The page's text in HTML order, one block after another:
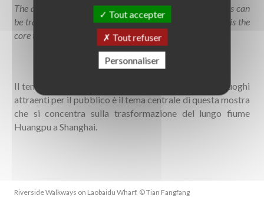
The question of how formerly closed industrial complexes can
be transformed into new, attractive places for the public is the
core theme of this exhibition.
Il tema del riuso di ex complessi industriali in nuovi luoghi
attraenti per il pubblico è il tema centrale di questa mostra
che si concentra sulla trasformazione del lungo fiume
Huangpu a Shanghai.
Riverside Walkways on Laobaidu Wharf. © Tian Fangfang
Tout accepter
Tout refuser
Personnaliser